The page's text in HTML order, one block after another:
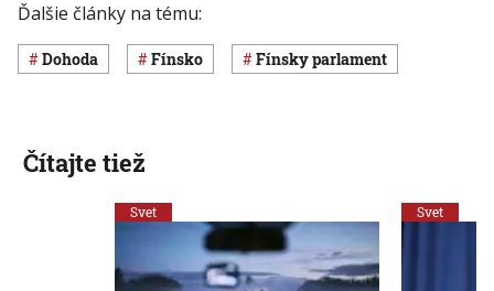
Ďalšie články na tému:
dohoda Fínsko fínsky parlament
Čítajte tiež
Svet Svet